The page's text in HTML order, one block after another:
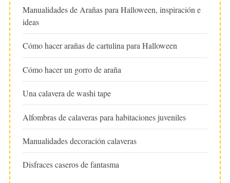
Manualidades de Arañas para Halloween, inspiración e
ideas
Cómo hacer arañas de cartulina para Halloween
Cómo hacer un gorro de araña
Una calavera de washi tape
Alfombras de calaveras para habitaciones juveniles
Manualidades decoración calaveras
Disfraces caseros de fantasma